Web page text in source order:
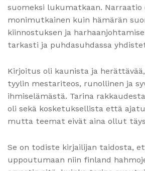
suomeksi lukumatkaan. Narraatio
monimutkainen kuin hämärän
kiinnostuksen ja
tarkasti ja puhdasuhdassa
Kirjoitus oli kaunista ja
tyylin mestariteos, runollinen ja
ihmiselämästä. Tarina
oli sekä kosketuksellista että
mutta teemat eivät aina ollut
Se on todiste kirjailijan taidosta,
uppoutumaan niin finland